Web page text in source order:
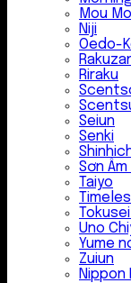
Mou
Niji
Oedo-
Riraku
Seiun
Senki
Sơn
Taiyo
Uno
Yume
Zuiun